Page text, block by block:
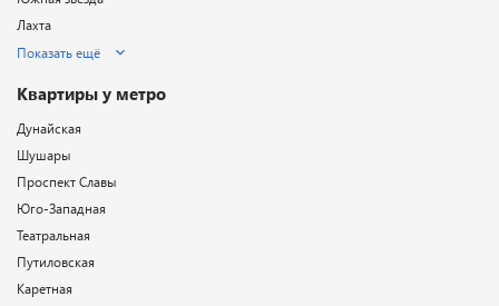
Лахта
Показать ещё
Квартиры у метро
Дунайская
Шушары
Проспект Славы
Юго-Западная
Театральная
Путиловская
Каретная